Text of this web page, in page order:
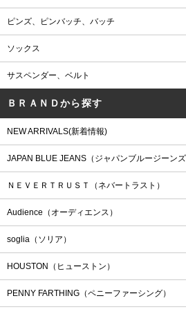
ピンズ、ピンバッチ、バッチ
ソックス
サスペンダー、ベルト
ＢＲＡＮＤから探す
NEW ARRIVALS(新着情報)
JAPAN BLUE JEANS（ジャパンブルージーンズ
ＮＥＶＥＲＴＲＵＳＴ（ネバートラスト）
Audience（オーディエンス）
soglia（ソリア）
HOUSTON（ヒューストン）
PENNY FARTHING（ペニーファーシング）